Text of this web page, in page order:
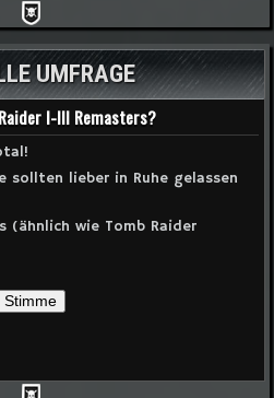
UMFRAGE
I-III Remasters?
sollten lieber in Ruhe gelassen
(ähnlich wie Tomb Raider